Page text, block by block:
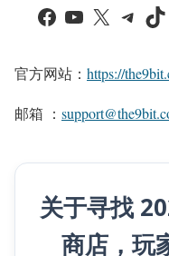
Facebook YouTube X Telegram TikTok
官方网站： https://
邮箱 ：
关于寻找
商店，玩